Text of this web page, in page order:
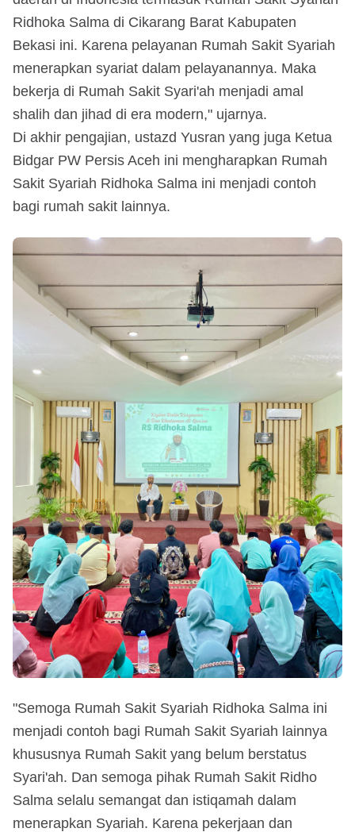
Ridhoka Salma di Cikarang Barat Kabupaten
Bekasi ini. Karena pelayanan Rumah Sakit Syariah
menerapkan syariat dalam pelayanannya. Maka
bekerja di Rumah Sakit Syari'ah menjadi amal
shalih dan jihad di era modern," ujarnya.
Di akhir pengajian, ustazd Yusran yang juga Ketua
Bidgar PW Persis Aceh ini mengharapkan Rumah
Sakit Syariah Ridhoka Salma ini menjadi contoh
bagi rumah sakit lainnya.
"Semoga Rumah Sakit Syariah Ridhoka Salma ini
menjadi contoh bagi Rumah Sakit Syariah lainnya
khususnya Rumah Sakit yang belum berstatus
Syari'ah. Dan semoga pihak Rumah Sakit Ridho
Salma selalu semangat dan istiqamah dalam
menerapkan Syariah. Karena pekerjaan dan